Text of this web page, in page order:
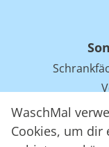
WaschMal
Cookies, um dir
Einsparpotentiale